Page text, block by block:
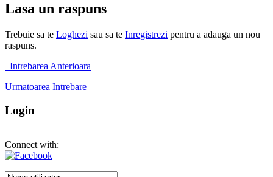
Lasa un raspuns
Trebuie sa te Loghezi sau sa te Inregistrezi pentru a adauga un nou
raspuns.
Intrebarea Anterioara
Urmatoarea Intrebare
Login
Connect with: